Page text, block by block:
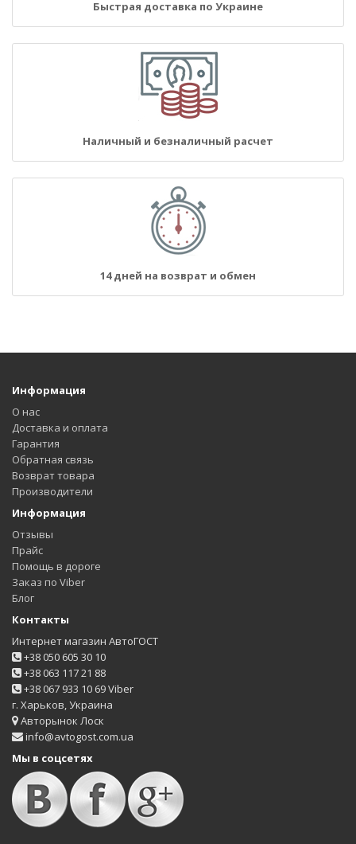
Быстрая доставка по Украине
Наличный и безналичный расчет
14 дней на возврат и обмен
Информация
О нас
Доставка и оплата
Гарантия
Обратная связь
Возврат товара
Производители
Информация
Отзывы
Прайс
Помощь в дороге
Заказ по Viber
Блог
Контакты
Интернет магазин АвтоГОСТ
+38 050 605 30 10
+38 063 117 21 88
+38 067 933 10 69 Viber
г. Харьков, Украина
Авторынок Лоск
info@avtogost.com.ua
Мы в соцсетях